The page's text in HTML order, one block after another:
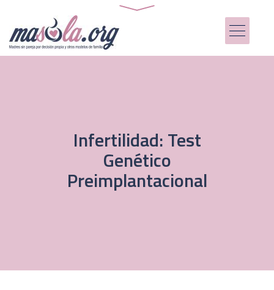
Infertilidad: Test
Genético
Preimplantacional